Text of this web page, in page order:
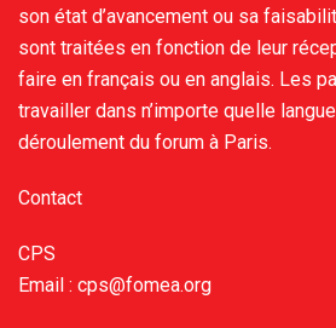
son état d’avancement ou sa
sont traitées en fonction de leur
faire en français ou en anglais. Les
travailler dans n’importe quelle
déroulement du forum à Paris.
Contact
CPS
Email : cps@fomea.org